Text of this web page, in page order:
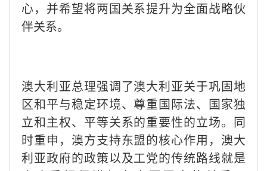
心，并希望将两国关系提升为全面战略伙
伴关系。
澳大利亚总理强调了澳大利亚关于巩固地
区和平与稳定环境、尊重国际法、国家独
立和主权、平等关系的重要性的立场。同
时重申，澳方支持东盟的核心作用，澳大
利亚政府的政策以及工党的传统路线就是